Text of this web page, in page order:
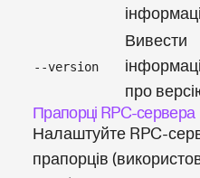
--version
Вивести
про
Прапорці RPC-сервера
Налаштуйте RPC-
прапорців